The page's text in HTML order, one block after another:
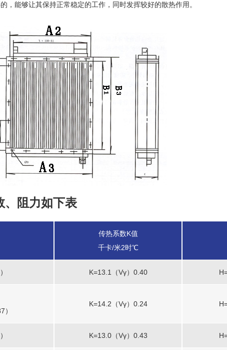
够让其保持正常稳定的工作，同时发挥较好的散热作用。
、阻力如下表
传热系数K值
千卡/米2时℃
K=13.1（Vγ）0.40
）
K=14.2（Vγ）0.24
K=13.0（Vγ）0.43